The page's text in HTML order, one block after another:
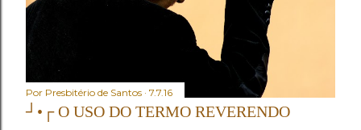
Por Presbitério de Santos 7.7.16
┘•┌ O USO DO TERMO REVERENDO